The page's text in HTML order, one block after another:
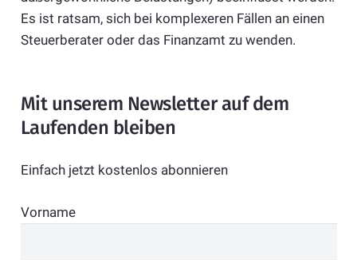
Es ist ratsam, sich bei komplexeren Fällen an einen
Steuerberater oder das Finanzamt zu wenden.
Mit unserem Newsletter auf dem
Laufenden bleiben
Einfach jetzt kostenlos abonnieren
Vorname